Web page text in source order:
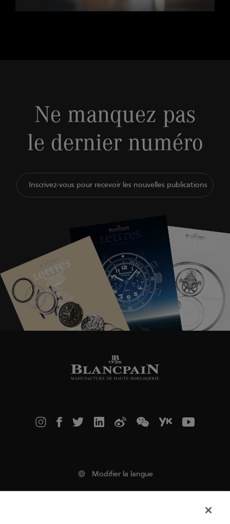
Ne manquez pas
le dernier numéro
Inscrivez-vous pour recevoir les nouvelles publications
Modifier la langue